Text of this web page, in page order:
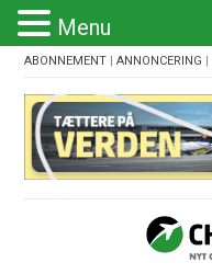
ABONNEMENT |ANNONCERING |
Menu